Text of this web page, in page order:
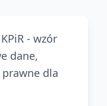
- wzór
dane,
dla